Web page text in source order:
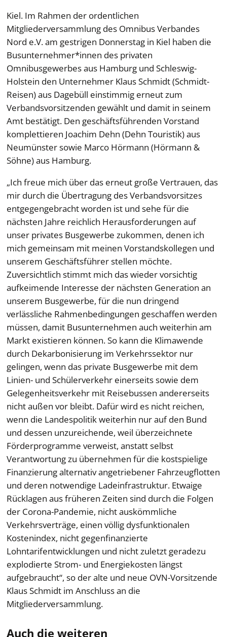
Kiel. Im Rahmen der ordentlichen
Mitgliederversammlung des Omnibus Verbandes
Nord e.V. am gestrigen Donnerstag in Kiel haben die
Busunternehmer*innen des privaten
Omnibusgewerbes aus Hamburg und Schleswig-
Holstein den Unternehmer Klaus Schmidt (Schmidt-
Reisen) aus Dagebüll einstimmig erneut zum
Verbandsvorsitzenden gewählt und damit in seinem
Amt bestätigt. Den geschäftsführenden Vorstand
komplettieren Joachim Dehn (Dehn Touristik) aus
Neumünster sowie Marco Hörmann (Hörmann &
Söhne) aus Hamburg.
„Ich freue mich über das erneut große Vertrauen, das
mir durch die Übertragung des Verbandsvorsitzes
entgegengebracht worden ist und sehe für die
nächsten Jahre reichlich Herausforderungen auf
unser privates Busgewerbe zukommen, denen ich
mich gemeinsam mit meinen Vorstandskollegen und
unserem Geschäftsführer stellen möchte.
Zuversichtlich stimmt mich das wieder vorsichtig
aufkeimende Interesse der nächsten Generation an
unserem Busgewerbe, für die nun dringend
verlässliche Rahmenbedingungen geschaffen werden
müssen, damit Busunternehmen auch weiterhin am
Markt existieren können. So kann die Klimawende
durch Dekarbonisierung im Verkehrssektor nur
gelingen, wenn das private Busgewerbe mit dem
Linien- und Schülerverkehr einerseits sowie dem
Gelegenheitsverkehr mit Reisebussen andererseits
nicht außen vor bleibt. Dafür wird es nicht reichen,
wenn die Landespolitik weiterhin nur auf den Bund
und dessen unzureichende, weil überzeichnete
Förderprogramme verweist, anstatt selbst
Verantwortung zu übernehmen für die kostspielige
Finanzierung alternativ angetriebener Fahrzeugflotten
und deren notwendige Ladeinfrastruktur. Etwaige
Rücklagen aus früheren Zeiten sind durch die Folgen
der Corona-Pandemie, nicht auskömmliche
Verkehrsverträge, einen völlig dysfunktionalen
Kostenindex, nicht gegenfinanzierte
Lohntarifentwicklungen und nicht zuletzt geradezu
explodierte Strom- und Energiekosten längst
aufgebraucht“, so der alte und neue OVN-Vorsitzende
Klaus Schmidt im Anschluss an die
Mitgliederversammlung.
Auch die weiteren